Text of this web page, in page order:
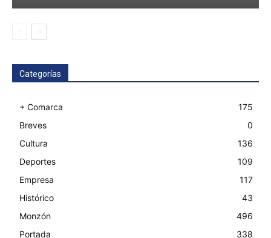
Categorías
+ Comarca
175
Breves
0
Cultura
136
Deportes
109
Empresa
117
Histórico
43
Monzón
496
Portada
338